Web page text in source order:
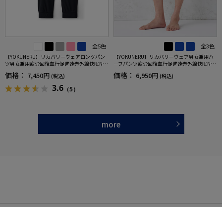
全5色
【YOKUNERU】リカバリーウェアロングパン
ツ男女兼用疲労回復血行促進遠赤外線快眠NA
NOMIX(R)【一般医療機器】SS～LLサイズ
価格： 7,450円 (税込)
3.6 （5）
全3色
【YOKUNERU】リカバリーウェア男女兼用ハ
ーフパンツ疲労回復血行促進遠赤外線快眠NA
NOMIX(R)【一般医療機器】SS～LLサイズ
価格： 6,950円 (税込)
more